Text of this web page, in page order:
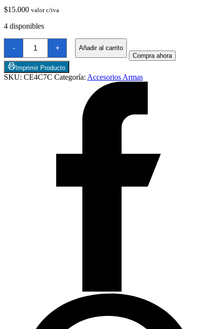
Termostatos y Valvulas
Articulos de Cocina
$15.000 valor c/iva
4 disponibles
-
Balin
Crosman
Cal4,5
Premier
500
Uni/Punta
+
Añadir al carrito
Compra ahora
Imprimir Producto
SKU: CE4C7C Categoría: Accesorios Armas